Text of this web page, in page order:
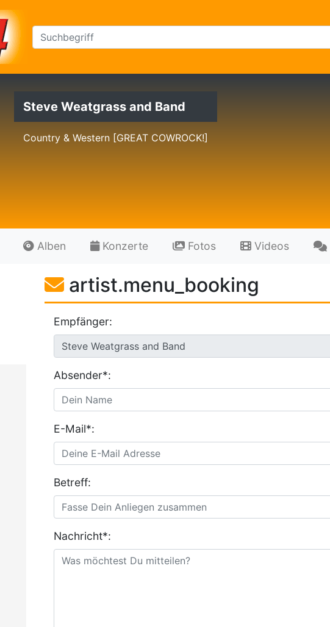
Steve Weatgrass and Band
Country & Western [GREAT COWROCK!]
Alben Konzerte Fotos Videos
artist.menu_booking
Empfänger:
Absender*:
E-Mail*:
Betreff:
Nachricht*: